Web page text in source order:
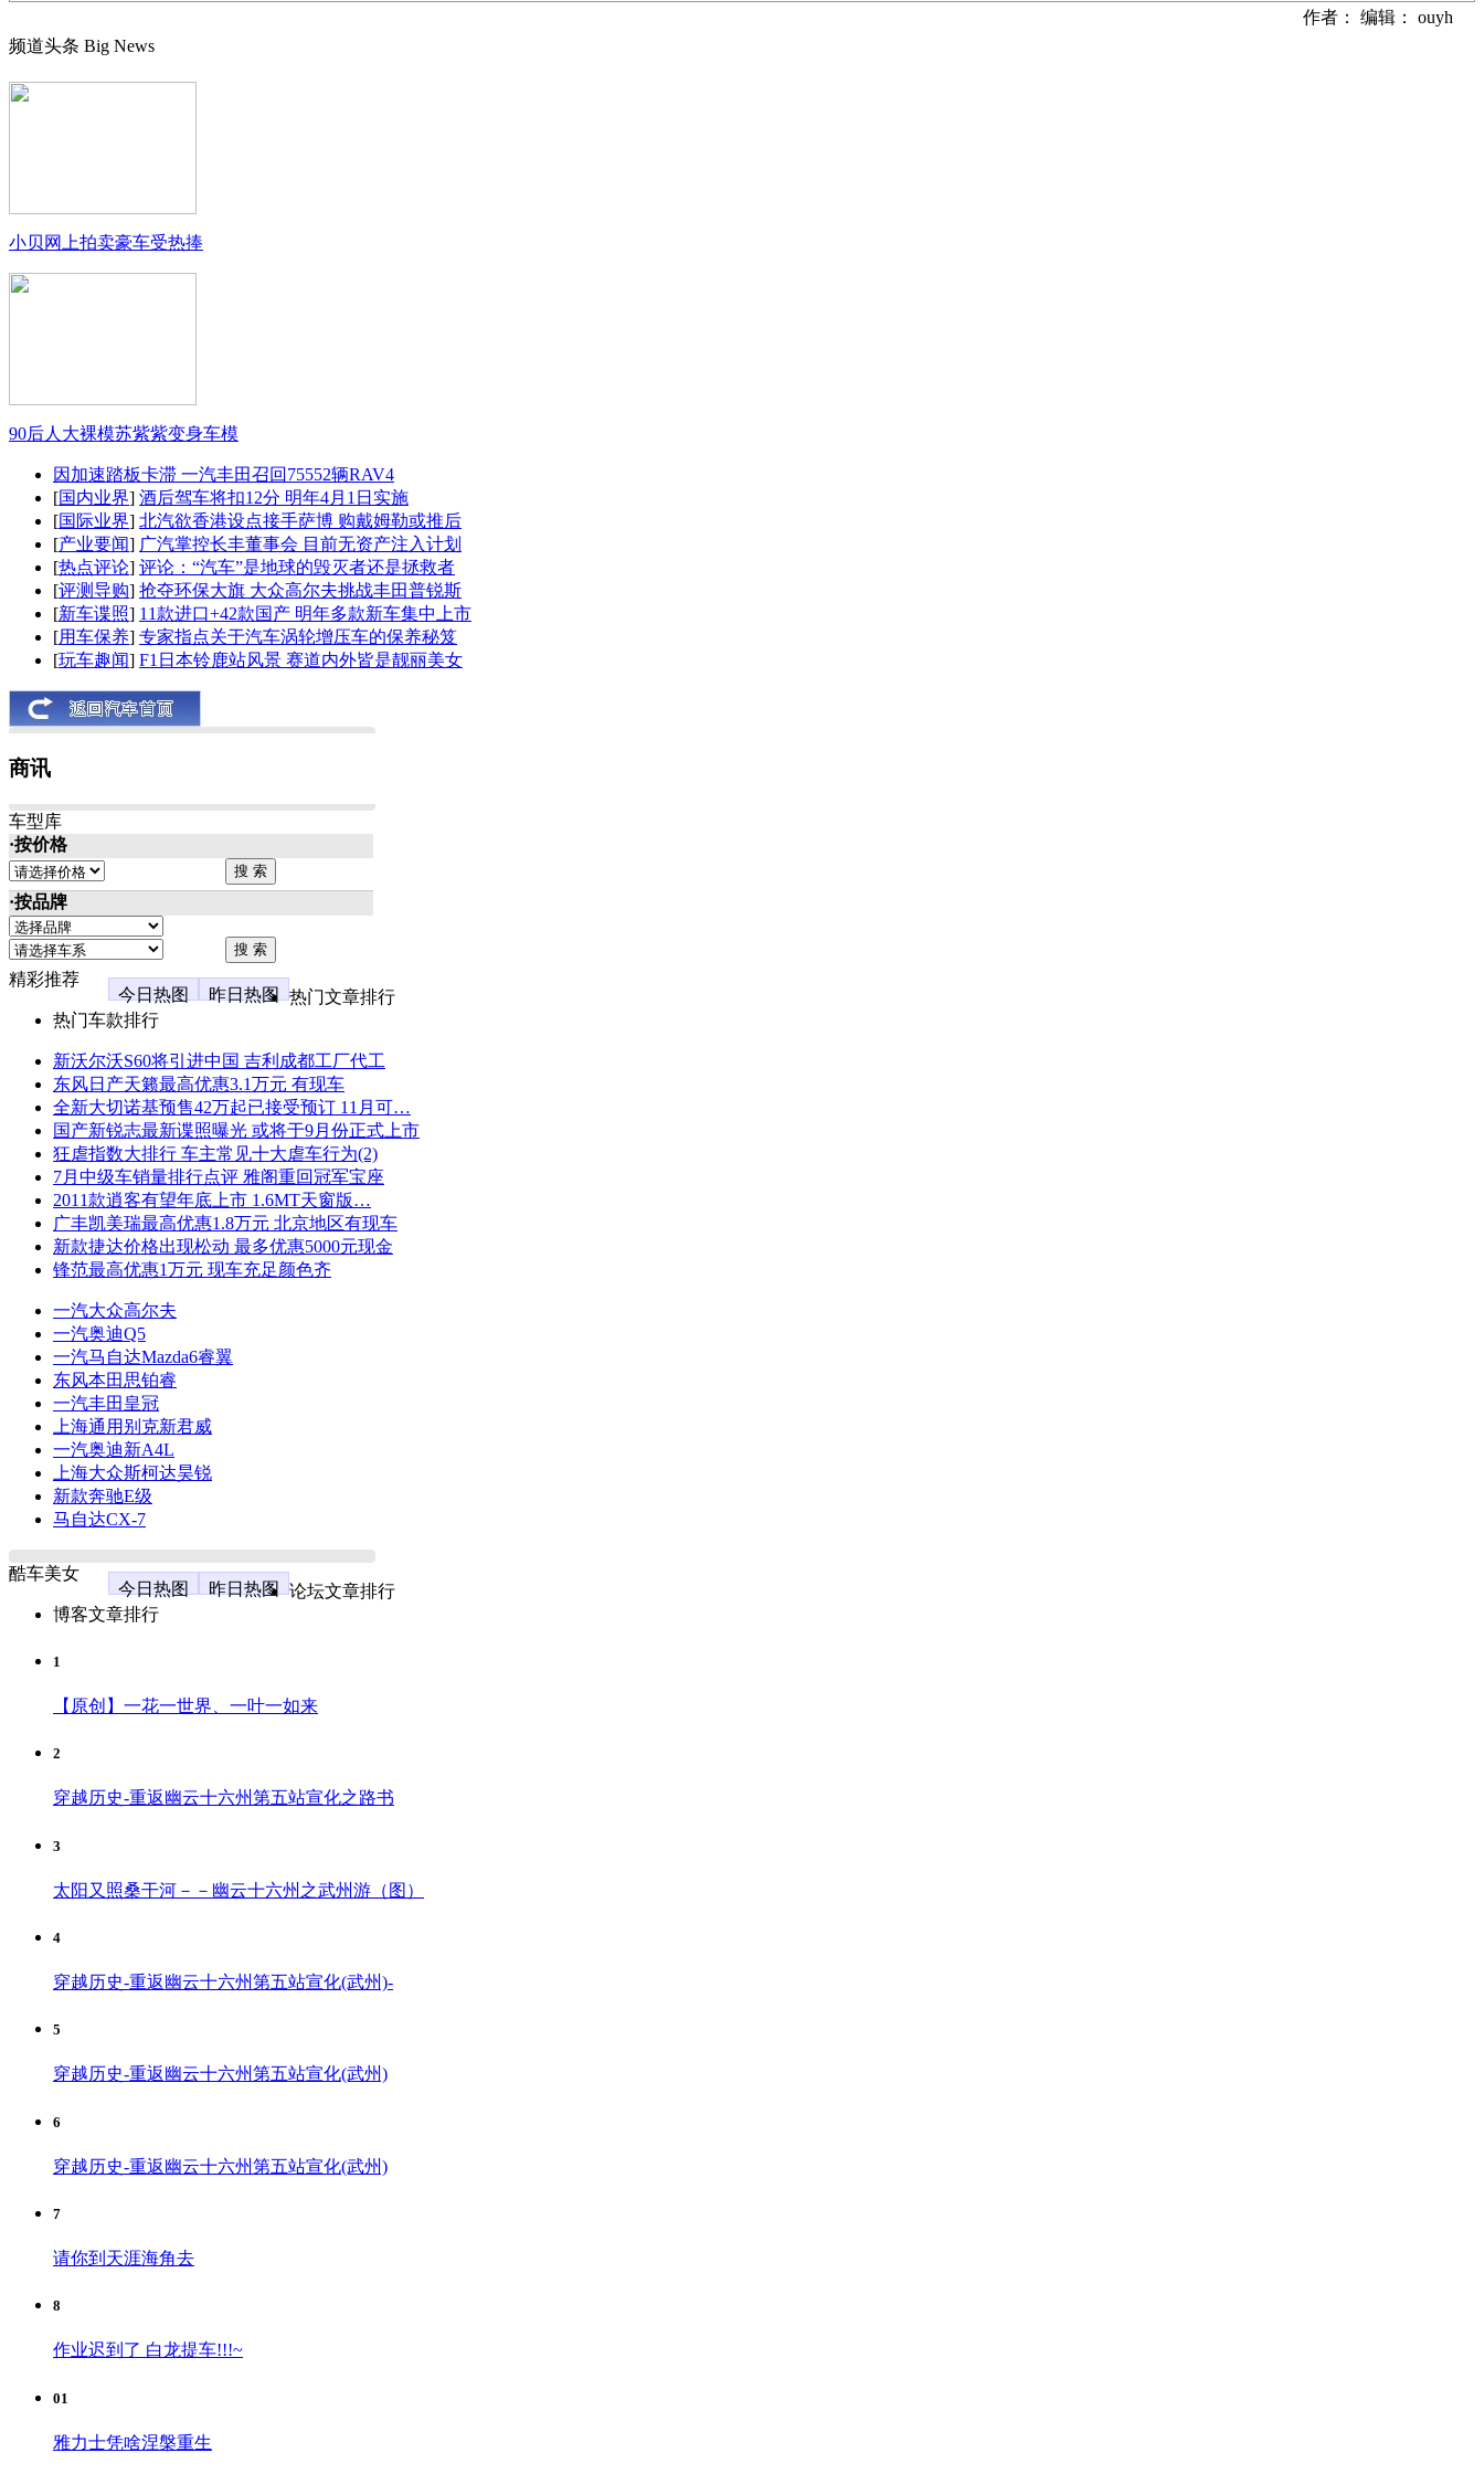
作者： 编辑： ouyh
频道头条 Big News
小贝网上拍卖豪车受热捧
90后人大裸模苏紫紫变身车模
因加速踏板卡滞 一汽丰田召回75552辆RAV4
[国内业界] 酒后驾车将扣12分 明年4月1日实施
[国际业界] 北汽欲香港设点接手萨博 购戴姆勒或推后
[产业要闻] 广汽掌控长丰董事会 目前无资产注入计划
[热点评论] 评论：“汽车”是地球的毁灭者还是拯救者
[评测导购] 抢夺环保大旗 大众高尔夫挑战丰田普锐斯
[新车谍照] 11款进口+42款国产 明年多款新车集中上市
[用车保养] 专家指点关于汽车涡轮增压车的保养秘笈
[玩车趣闻] F1日本铃鹿站风景 赛道内外皆是靓丽美女
商讯
车型库
·按价格
·按品牌
精彩推荐
今日热图
昨日热图
热门文章排行
热门车款排行
新沃尔沃S60将引进中国 吉利成都工厂代工
东风日产天籁最高优惠3.1万元 有现车
全新大切诺基预售42万起已接受预订 11月可…
国产新锐志最新谍照曝光 或将于9月份正式上市
狂虐指数大排行 车主常见十大虐车行为(2)
7月中级车销量排行点评 雅阁重回冠军宝座
2011款逍客有望年底上市 1.6MT天窗版…
广丰凯美瑞最高优惠1.8万元 北京地区有现车
新款捷达价格出现松动 最多优惠5000元现金
锋范最高优惠1万元 现车充足颜色齐
一汽大众高尔夫
一汽奥迪Q5
一汽马自达Mazda6睿翼
东风本田思铂睿
一汽丰田皇冠
上海通用别克新君威
一汽奥迪新A4L
上海大众斯柯达昊锐
新款奔驰E级
马自达CX-7
酷车美女
今日热图
昨日热图
论坛文章排行
博客文章排行
1
【原创】一花一世界、一叶一如来
2
穿越历史-重返幽云十六州第五站宣化之路书
3
太阳又照桑干河－－幽云十六州之武州游（图）
4
穿越历史-重返幽云十六州第五站宣化(武州)-
5
穿越历史-重返幽云十六州第五站宣化(武州)
6
穿越历史-重返幽云十六州第五站宣化(武州)
7
请你到天涯海角去
8
作业迟到了 白龙提车!!!~
01
雅力士凭啥涅槃重生